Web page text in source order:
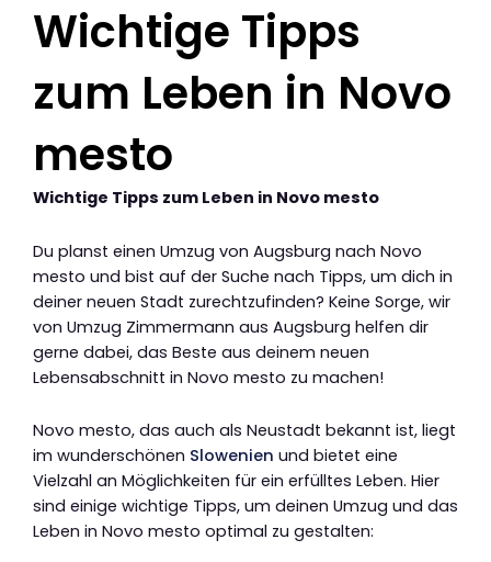
Wichtige Tipps
zum Leben in Novo
mesto
Wichtige Tipps zum Leben in Novo mesto
Du planst einen Umzug von Augsburg nach Novo
mesto und bist auf der Suche nach Tipps, um dich in
deiner neuen Stadt zurechtzufinden? Keine Sorge, wir
von Umzug Zimmermann aus Augsburg helfen dir
gerne dabei, das Beste aus deinem neuen
Lebensabschnitt in Novo mesto zu machen!
Novo mesto, das auch als Neustadt bekannt ist, liegt
im wunderschönen Slowenien und bietet eine
Vielzahl an Möglichkeiten für ein erfülltes Leben. Hier
sind einige wichtige Tipps, um deinen Umzug und das
Leben in Novo mesto optimal zu gestalten: